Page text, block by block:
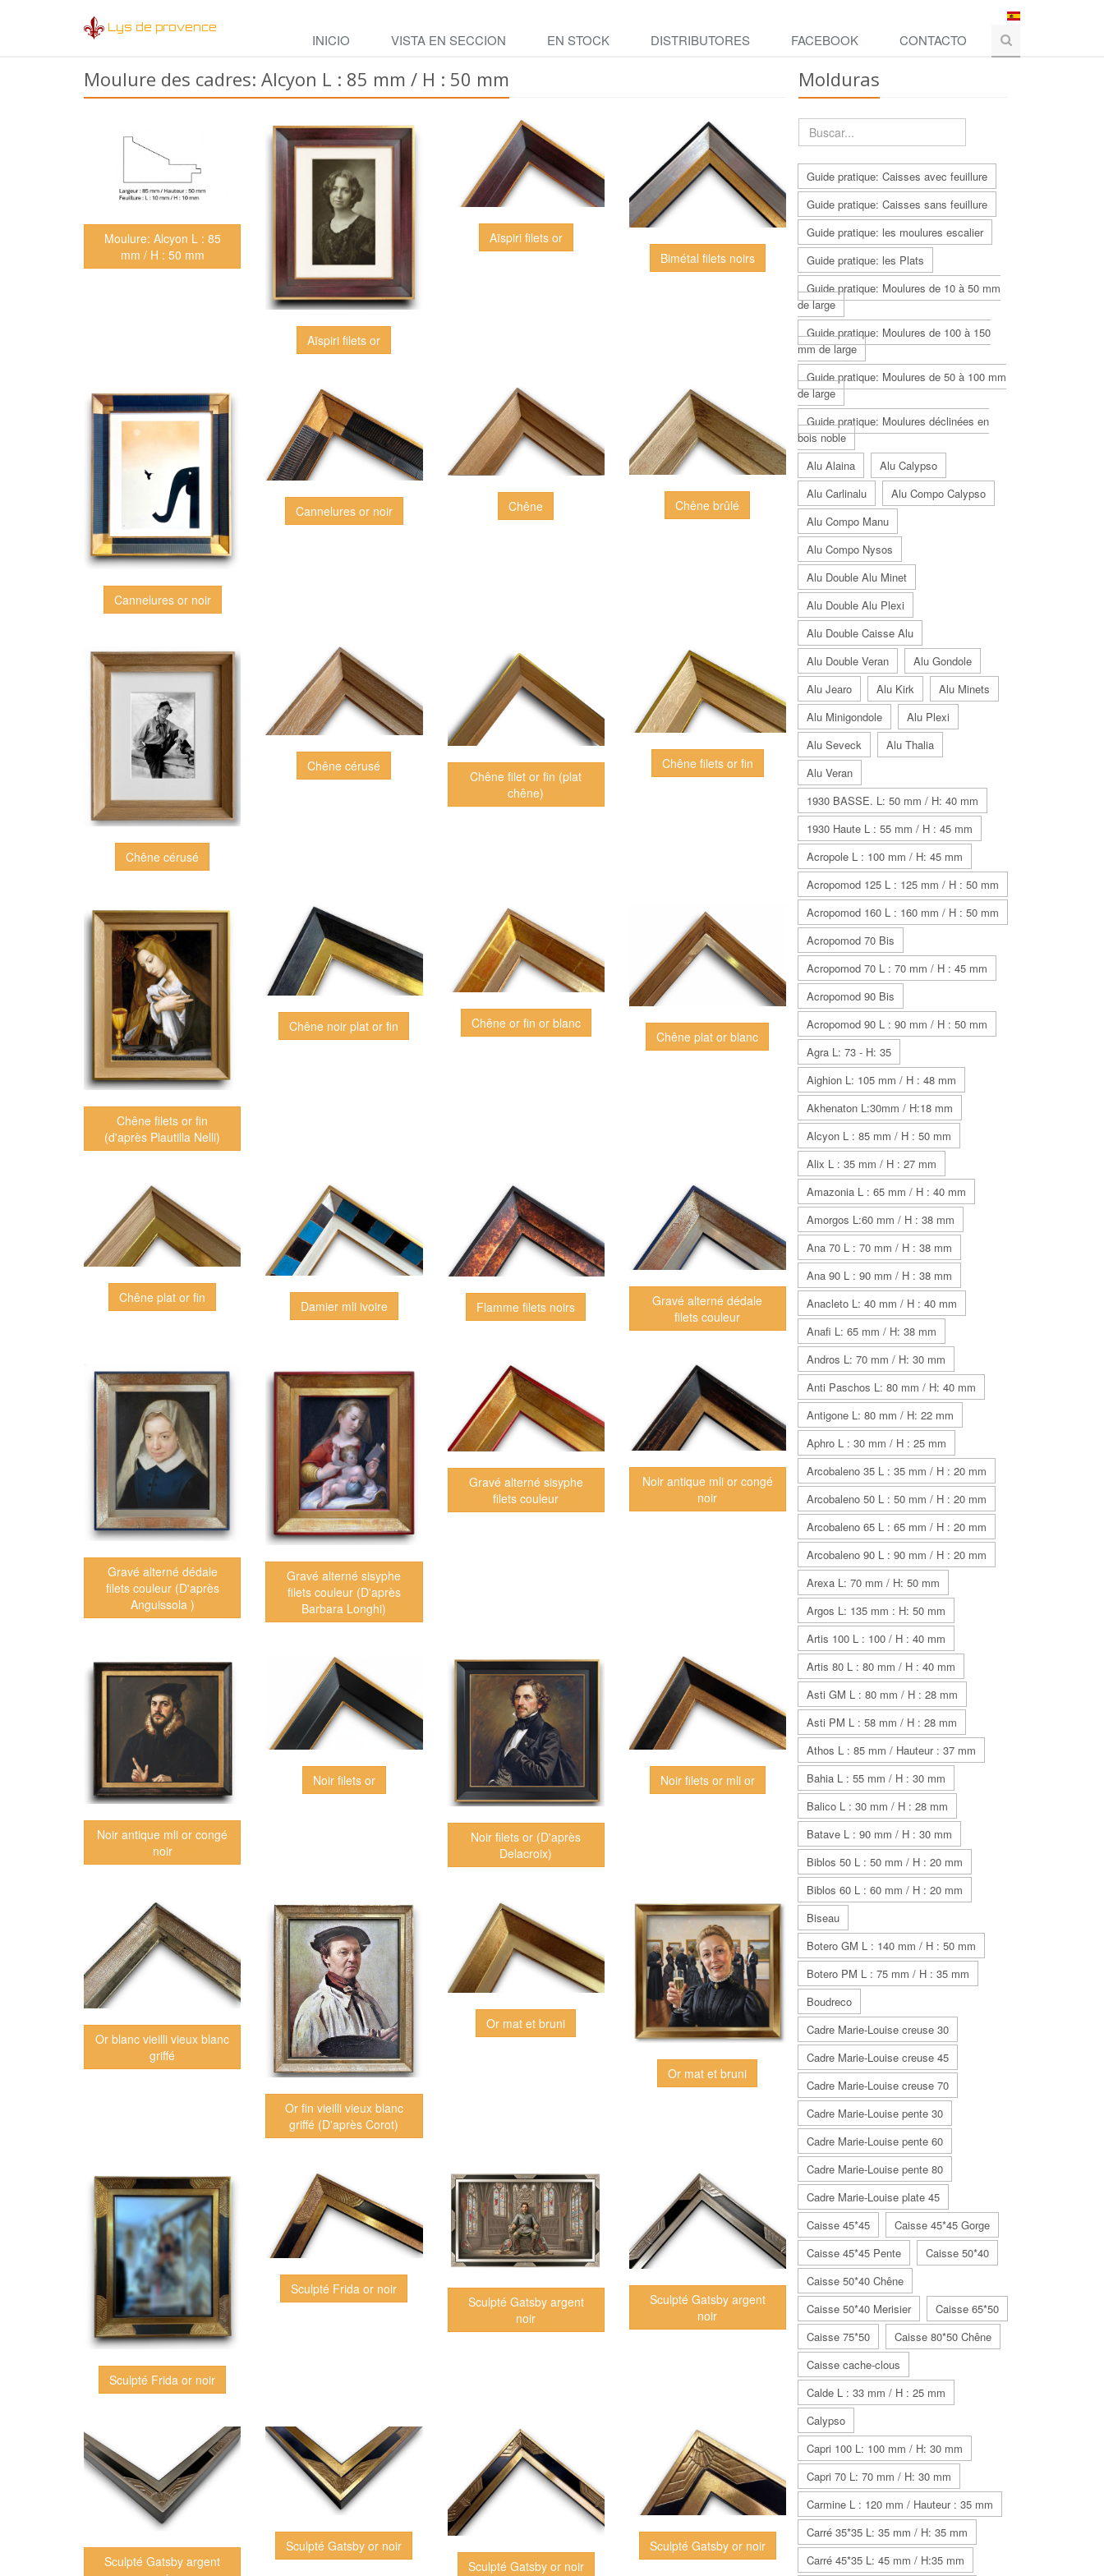
Lys de provence
INICIO VISTA EN SECCION EN STOCK DISTRIBUTORES FACEBOOK CONTACTO
Moulure des cadres: Alcyon L : 85 mm / H : 50 mm
Moulure: Alcyon L : 85
mm / H : 50 mm
Aïspiri filets or
Aïspiri filets or
Bimétal filets noirs
Cannelures or noir
Cannelures or noir Chêne Chêne brûlé
Chêne cérusé
Chêne cérusé
Chêne filet or fin (plat
chêne)
Chêne filets or fin
Chêne filets or fin
(d'après Plautilla Nelli)
Chêne noir plat or fin
Chêne or fin or blanc
Chêne plat or blanc
Chêne plat or fin
Damier mli ivoire Flamme filets noirs
Gravé alterné dédale
filets couleur
Gravé alterné dédale
filets couleur (D'après
Anguissola )
Gravé alterné sisyphe
filets couleur (D'après
Barbara Longhi)
Gravé alterné sisyphe
filets couleur
Noir antique mli or congé
noir
Noir antique mli or congé
noir
Noir filets or
Noir filets or (D'après
Delacroix)
Noir filets or mli or
Or blanc vieilli vieux blanc
griffé
Or fin vieilli vieux blanc
griffé (D'après Corot)
Or mat et bruni
Or mat et bruni
Sculpté Frida or noir
Sculpté Frida or noir
Sculpté Gatsby argent
noir
Sculpté Gatsby argent
noir
Sculpté Gatsby argent
Sculpté Gatsby or noir
Sculpté Gatsby or noir
Sculpté Gatsby or noir
Molduras
Guide pratique: Caisses avec feuillure
Guide pratique: Caisses sans feuillure
Guide pratique: les moulures escalier
Guide pratique: les Plats
Guide pratique: Moulures de 10 à 50 mm
de large
Guide pratique: Moulures de 100 à 150
mm de large
Guide pratique: Moulures de 50 à 100 mm
de large
Guide pratique: Moulures déclinées en
bois noble
Alu Alaina
Alu Calypso
Alu Carlinalu
Alu Compo Calypso
Alu Compo Manu
Alu Compo Nysos
Alu Double Alu Minet
Alu Double Alu Plexi
Alu Double Caisse Alu
Alu Double Veran
Alu Gondole
Alu Jearo
Alu Kirk
Alu Minets
Alu Minigondole
Alu Plexi
Alu Seveck
Alu Thalia
Alu Veran
1930 BASSE. L: 50 mm / H: 40 mm
1930 Haute L : 55 mm / H : 45 mm
Acropole L : 100 mm / H: 45 mm
Acropomod 125 L : 125 mm / H : 50 mm
Acropomod 160 L : 160 mm / H : 50 mm
Acropomod 70 Bis
Acropomod 70 L : 70 mm / H : 45 mm
Acropomod 90 Bis
Acropomod 90 L : 90 mm / H : 50 mm
Agra L: 73 - H: 35
Aighion L: 105 mm / H : 48 mm
Akhenaton L:30mm / H:18 mm
Alcyon L : 85 mm / H : 50 mm
Alix L : 35 mm / H : 27 mm
Amazonia L : 65 mm / H : 40 mm
Amorgos L:60 mm / H : 38 mm
Ana 70 L : 70 mm / H : 38 mm
Ana 90 L : 90 mm / H : 38 mm
Anacleto L: 40 mm / H : 40 mm
Anafi L: 65 mm / H: 38 mm
Andros L: 70 mm / H: 30 mm
Anti Paschos L: 80 mm / H: 40 mm
Antigone L: 80 mm / H: 22 mm
Aphro L : 30 mm / H : 25 mm
Arcobaleno 35 L : 35 mm / H : 20 mm
Arcobaleno 50 L : 50 mm / H : 20 mm
Arcobaleno 65 L : 65 mm / H : 20 mm
Arcobaleno 90 L : 90 mm / H : 20 mm
Arexa L: 70 mm / H: 50 mm
Argos L: 135 mm : H: 50 mm
Artis 100 L : 100 / H : 40 mm
Artis 80 L : 80 mm / H : 40 mm
Asti GM L : 80 mm / H : 28 mm
Asti PM L : 58 mm / H : 28 mm
Athos L : 85 mm / Hauteur : 37 mm
Bahia L : 55 mm / H : 30 mm
Balico L : 30 mm / H : 28 mm
Batave L : 90 mm / H : 30 mm
Biblos 50 L : 50 mm / H : 20 mm
Biblos 60 L : 60 mm / H : 20 mm
Biseau
Botero GM L : 140 mm / H : 50 mm
Botero PM L : 75 mm / H : 35 mm
Boudreco
Cadre Marie-Louise creuse 30
Cadre Marie-Louise creuse 45
Cadre Marie-Louise creuse 70
Cadre Marie-Louise pente 30
Cadre Marie-Louise pente 60
Cadre Marie-Louise pente 80
Cadre Marie-Louise plate 45
Caisse 45*45
Caisse 45*45 Gorge
Caisse 45*45 Pente
Caisse 50*40
Caisse 50*40 Chêne
Caisse 50*40 Merisier
Caisse 65*50
Caisse 75*50
Caisse 80*50 Chêne
Caisse cache-clous
Calde L : 33 mm / H : 25 mm
Calypso
Capri 100 L: 100 mm / H: 30 mm
Capri 70 L: 70 mm / H: 30 mm
Carmine L : 120 mm / Hauteur : 35 mm
Carré 35*35 L: 35 mm / H: 35 mm
Carré 45*35 L: 45 mm / H:35 mm